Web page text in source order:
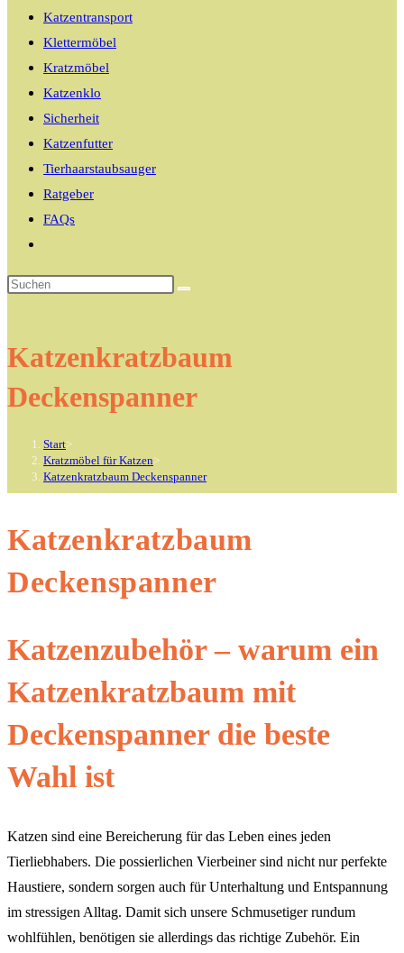
Katzentransport
Klettermöbel
Kratzmöbel
Katzenklo
Sicherheit
Katzenfutter
Tierhaarstaubsauger
Ratgeber
FAQs
umschalten
Katzenkratzbaum
Deckenspanner
Start>
Kratzmöbel für Katzen>
Katzenkratzbaum Deckenspanner
Katzenkratzbaum
Deckenspanner
Katzenzubehör – warum ein
Katzenkratzbaum mit
Deckenspanner die beste
Wahl ist
Katzen sind eine Bereicherung für das Leben eines jeden
Tierliebhabers. Die possierlichen Vierbeiner sind nicht nur perfekte
Haustiere, sondern sorgen auch für Unterhaltung und Entspannung
im stressigen Alltag. Damit sich unsere Schmusetiger rundum
wohlfühlen, benötigen sie allerdings das richtige Zubehör. Ein